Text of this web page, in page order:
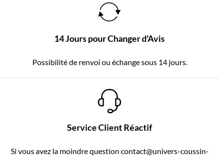
14 Jours pour Changer d'Avis
Possibilité de renvoi ou échange sous 14 jours.
Service Client Réactif
Si vous avez la moindre question contact@univers-coussin-